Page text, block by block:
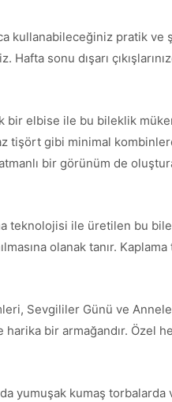
kullanabileceğiniz pratik
sonu dışarı
bir elbise ile bu bileklik
tişört gibi minimal
bir görünüm de
teknolojisi ile üretilen bu
olanak tanır.
Sevgililer Günü ve
harika bir armağandır.
yumuşak kumaş